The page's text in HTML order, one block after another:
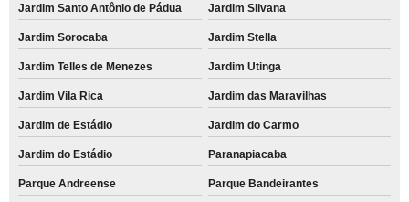
Jardim Santo Antônio de Pádua Jardim Silvana
Jardim Sorocaba Jardim Stella
Jardim Telles de Menezes Jardim Utinga
Jardim Vila Rica Jardim das Maravilhas
Jardim de Estádio Jardim do Carmo
Jardim do Estádio Paranapiacaba
Parque Andreense Parque Bandeirantes